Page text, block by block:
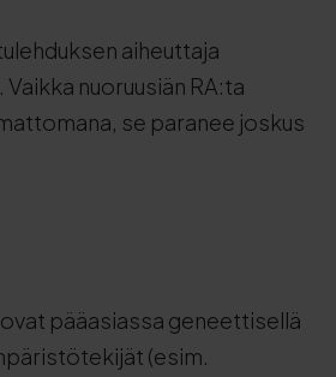
aiheuttaja
nuoruusiän RA:ta
se paranee joskus
pääasiassa geneettisellä
(esim.